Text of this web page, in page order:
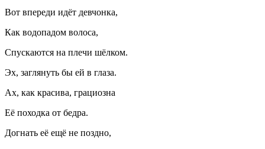
Вот впереди идёт девчонка,
Как водопадом волоса,
Спускаются на плечи шёлком.
Эх, заглянуть бы ей в глаза.
Ах, как красива, грациозна
Её походка от бедра.
Догнать её ещё не поздно,